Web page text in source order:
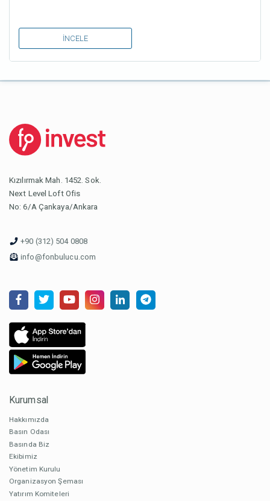
İNCELE
Kızılırmak Mah. 1452. Sok.
Next Level Loft Ofis
No: 6/A Çankaya/Ankara
+90 (312) 504 0808
info@fonbulucu.com
Kurumsal
Hakkımızda
Basın Odası
Basında Biz
Ekibimiz
Yönetim Kurulu
Organizasyon Şeması
Yatırım Komiteleri